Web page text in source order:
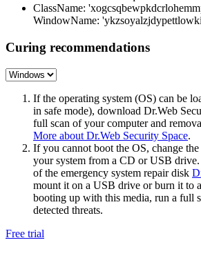
ClassName:
WindowName:
Curing recommendations
If the operating system (OS) can be
in safe mode), download Dr.Web
full scan of your computer and
More about Dr.Web Security Space.
If you cannot boot the OS, change
your system from a CD or USB
of the emergency system repair disk
mount it on a USB drive or burn it to
booting up with this media, run a full
detected threats.
Free trial